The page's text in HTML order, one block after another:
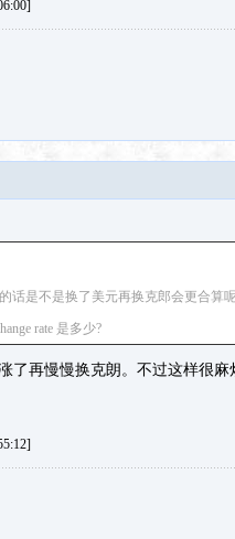
话是不是换了美元再换克郎会更合算
rate 是多少?
了再慢慢换克朗。不过这样很